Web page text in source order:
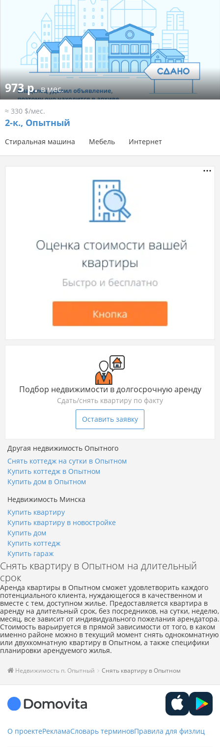
973 р.в мес.
≈ 330 $/мес.
2-к., Опытный
Стиральная машина Мебель Интернет
Подбор недвижимости в долгосрочную аренду
Сдать/снять квартиру по факту
Оставить заявку
Другая недвижимость Опытного
Снять коттедж на сутки в Опытном
Купить коттедж в Опытном
Купить дом в Опытном
Недвижимость Минска
Купить квартиру
Купить квартиру в новостройке
Купить дом
Купить коттедж
Купить гараж
Снять квартиру в Опытном на длительный
срок
Аренда квартиры в Опытном сможет удовлетворить каждого
потенциального клиента, нуждающегося в качественном и
вместе с тем, доступном жилье. Предоставляется квартира в
аренду на длительный срок, без посредников, на сутки, неделю,
месяц, все зависит от индивидуального пожелания арендатора.
Стоимость варьируется в прямой зависимости от того, в каком
именно районе можно в текущий момент снять однокомнатную
или двухкомнатную квартиру в Опытном, а также специфики
планировки арендуемого жилья.
Недвижимость п. Опытный Снять квартиру в Опытном
О проектеРекламаСловарь терминовПравила для физлиц